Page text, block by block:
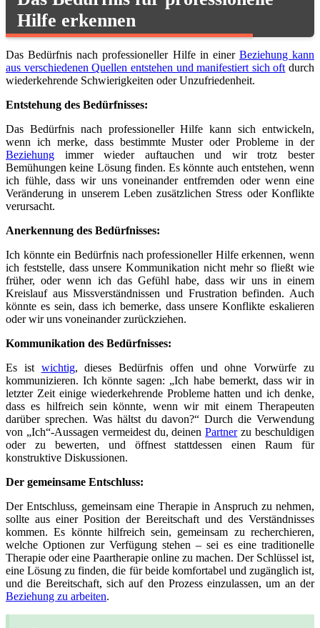
Hilfe erkennen
Das Bedürfnis nach professioneller Hilfe in einer Beziehung kann
aus verschiedenen Quellen entstehen und manifestiert sich oft durch
wiederkehrende Schwierigkeiten oder Unzufriedenheit.
Entstehung des Bedürfnisses:
Das Bedürfnis nach professioneller Hilfe kann sich entwickeln,
wenn ich merke, dass bestimmte Muster oder Probleme in der
Beziehung immer wieder auftauchen und wir trotz bester
Bemühungen keine Lösung finden. Es könnte auch entstehen, wenn
ich fühle, dass wir uns voneinander entfremden oder wenn eine
Veränderung in unserem Leben zusätzlichen Stress oder Konflikte
verursacht.
Anerkennung des Bedürfnisses:
Ich könnte ein Bedürfnis nach professioneller Hilfe erkennen, wenn
ich feststelle, dass unsere Kommunikation nicht mehr so fließt wie
früher, oder wenn ich das Gefühl habe, dass wir uns in einem
Kreislauf aus Missverständnissen und Frustration befinden. Auch
könnte es sein, dass ich bemerke, dass unsere Konflikte eskalieren
oder wir uns voneinander zurückziehen.
Kommunikation des Bedürfnisses:
Es ist wichtig, dieses Bedürfnis offen und ohne Vorwürfe zu
kommunizieren. Ich könnte sagen: „Ich habe bemerkt, dass wir in
letzter Zeit einige wiederkehrende Probleme hatten und ich denke,
dass es hilfreich sein könnte, wenn wir mit einem Therapeuten
darüber sprechen. Was hältst du davon?“ Durch die Verwendung
von „Ich“-Aussagen vermeidest du, deinenPartnerzu beschuldigen
oder zu bewerten, und öffnest stattdessen einen Raum für
konstruktive Diskussionen.
Der gemeinsame Entschluss:
Der Entschluss, gemeinsam eine Therapie in Anspruch zu nehmen,
sollte aus einer Position der Bereitschaft und des Verständnisses
kommen. Es könnte hilfreich sein, gemeinsam zu recherchieren,
welche Optionen zur Verfügung stehen – sei es eine traditionelle
Therapie oder eine Paartherapie online zu machen. Der Schlüssel ist,
eine Lösung zu finden, die für beide komfortabel und zugänglich ist,
und die Bereitschaft, sich auf den Prozess einzulassen, um an der
Beziehung zu arbeiten.